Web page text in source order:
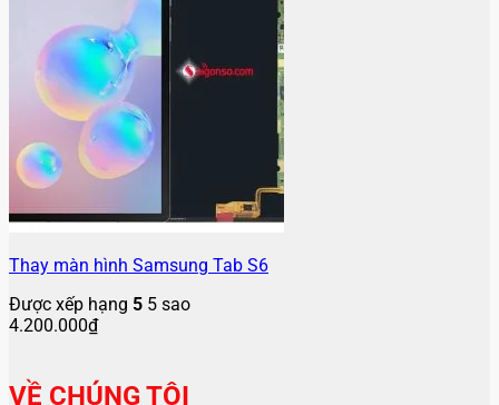
Thay màn hình Samsung Tab S6
Được xếp hạng 5 5 sao
4.200.000₫
VỀ CHÚNG TÔI